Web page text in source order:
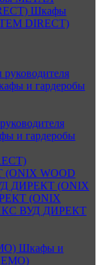
Шкафы
DIRECT)
и гардеробы
и гардеробы
WOOD
ДИРЕКТ (ONIX
(ONIX
ВУД ДИРЕКТ
Шкафы и